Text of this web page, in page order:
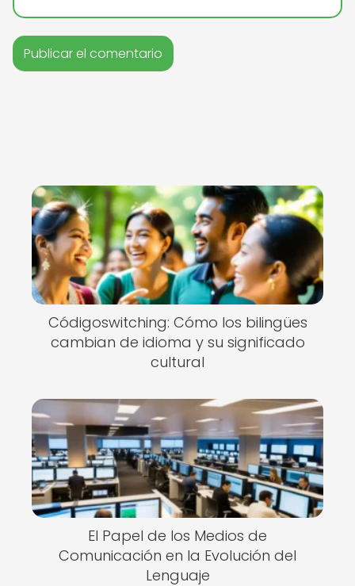
Códigoswitching: Cómo los bilingües
cambian de idioma y su significado
cultural
El Papel de los Medios de
Comunicación en la Evolución del
Lenguaje